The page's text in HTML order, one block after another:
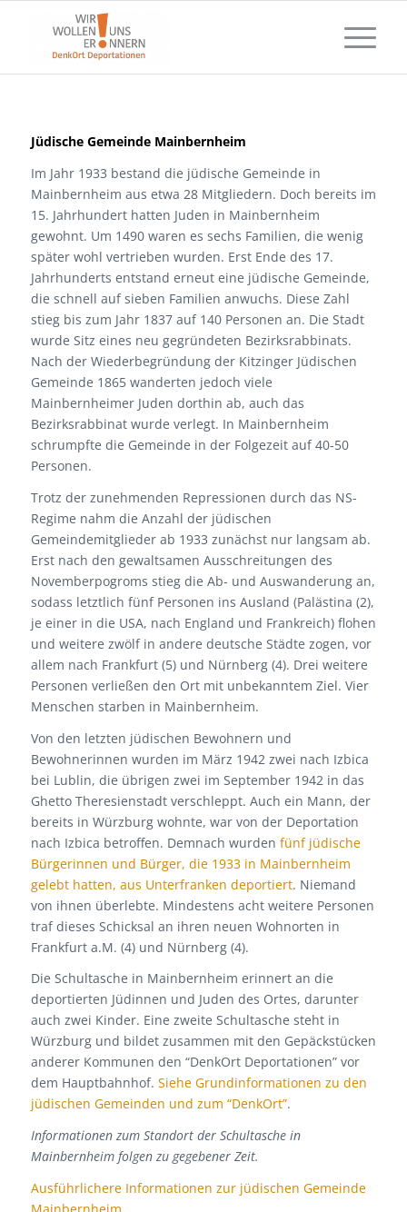
Jüdische Gemeinde Mainbernheim
Im Jahr 1933 bestand die jüdische Gemeinde in
Mainbernheim aus etwa 28 Mitgliedern. Doch bereits im
15. Jahrhundert hatten Juden in Mainbernheim
gewohnt. Um 1490 waren es sechs Familien, die wenig
später wohl vertrieben wurden. Erst Ende des 17.
Jahrhunderts entstand erneut eine jüdische Gemeinde,
die schnell auf sieben Familien anwuchs. Diese Zahl
stieg bis zum Jahr 1837 auf 140 Personen an. Die Stadt
wurde Sitz eines neu gegründeten Bezirksrabbinats.
Nach der Wiederbegründung der Kitzinger Jüdischen
Gemeinde 1865 wanderten jedoch viele
Mainbernheimer Juden dorthin ab, auch das
Bezirksrabbinat wurde verlegt. In Mainbernheim
schrumpfte die Gemeinde in der Folgezeit auf 40-50
Personen.
Trotz der zunehmenden Repressionen durch das NS-
Regime nahm die Anzahl der jüdischen
Gemeindemitglieder ab 1933 zunächst nur langsam ab.
Erst nach den gewaltsamen Ausschreitungen des
Novemberpogroms stieg die Ab- und Auswanderung an,
sodass letztlich fünf Personen ins Ausland (Palästina (2),
je einer in die USA, nach England und Frankreich) flohen
und weitere zwölf in andere deutsche Städte zogen, vor
allem nach Frankfurt (5) und Nürnberg (4). Drei weitere
Personen verließen den Ort mit unbekanntem Ziel. Vier
Menschen starben in Mainbernheim.
Von den letzten jüdischen Bewohnern und
Bewohnerinnen wurden im März 1942 zwei nach Izbica
bei Lublin, die übrigen zwei im September 1942 in das
Ghetto Theresienstadt verschleppt. Auch ein Mann, der
bereits in Würzburg wohnte, war von der Deportation
nach Izbica betroffen. Demnach wurden fünf jüdische
Bürgerinnen und Bürger, die 1933 in Mainbernheim
gelebt hatten, aus Unterfranken deportiert. Niemand
von ihnen überlebte. Mindestens acht weitere Personen
traf dieses Schicksal an ihren neuen Wohnorten in
Frankfurt a.M. (4) und Nürnberg (4).
Die Schultasche in Mainbernheim erinnert an die
deportierten Jüdinnen und Juden des Ortes, darunter
auch zwei Kinder. Eine zweite Schultasche steht in
Würzburg und bildet zusammen mit den Gepäckstücken
anderer Kommunen den “DenkOrt Deportationen” vor
dem Hauptbahnhof. Siehe Grundinformationen zu den
jüdischen Gemeinden und zum “DenkOrt”.
Informationen zum Standort der Schultasche in
Mainbernheim folgen zu gegebener Zeit.
Ausführlichere Informationen zur jüdischen Gemeinde